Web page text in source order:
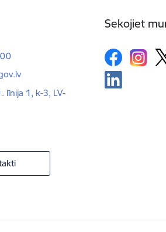
līnija 1, k-3, LV-
Sekojiet